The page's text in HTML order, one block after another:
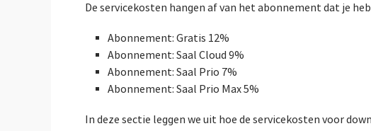
De servicekosten hangen af van het abonnement dat je
Abonnement: Gratis 12%
Abonnement: Saal Cloud 9%
Abonnement: Saal Prio 7%
Abonnement: Saal Prio Max 5%
In deze sectie leggen we uit hoe de servicekosten voor